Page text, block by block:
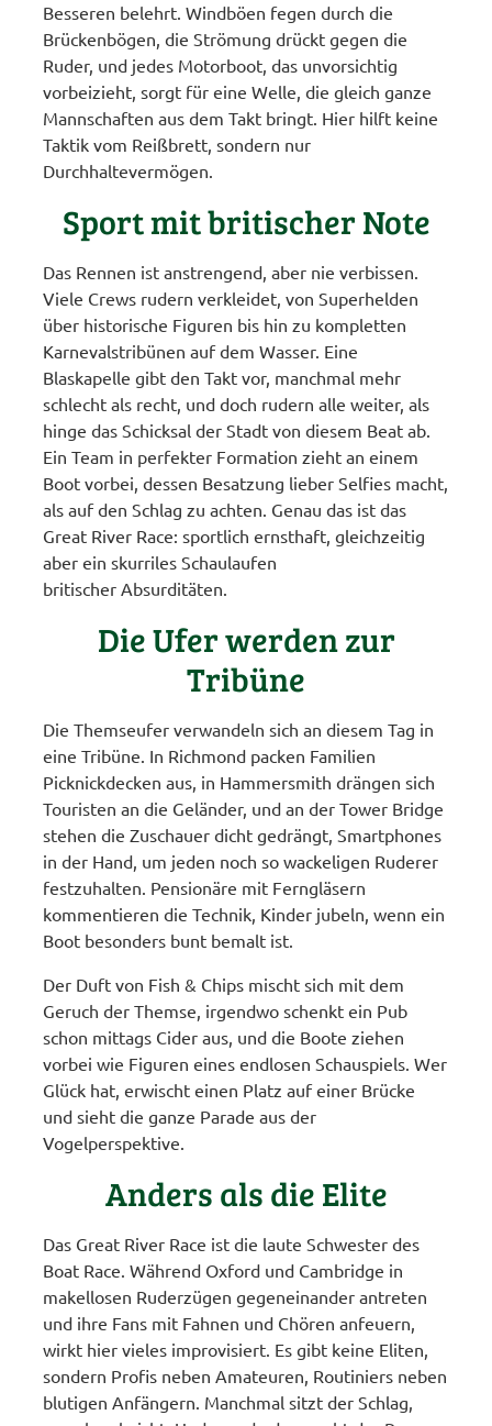
Besseren belehrt. Windböen fegen durch die
Brückenbögen, die Strömung drückt gegen die
Ruder, und jedes Motorboot, das unvorsichtig
vorbeizieht, sorgt für eine Welle, die gleich ganze
Mannschaften aus dem Takt bringt. Hier hilft keine
Taktik vom Reißbrett, sondern nur
Durchhaltevermögen.
Sport mit britischer Note
Das Rennen ist anstrengend, aber nie verbissen.
Viele Crews rudern verkleidet, von Superhelden
über historische Figuren bis hin zu kompletten
Karnevalstribünen auf dem Wasser. Eine
Blaskapelle gibt den Takt vor, manchmal mehr
schlecht als recht, und doch rudern alle weiter, als
hinge das Schicksal der Stadt von diesem Beat ab.
Ein Team in perfekter Formation zieht an einem
Boot vorbei, dessen Besatzung lieber Selfies macht,
als auf den Schlag zu achten. Genau das ist das
Great River Race: sportlich ernsthaft, gleichzeitig
aber ein skurriles Schaulaufen
britischer Absurditäten.
Die Ufer werden zur
Tribüne
Die Themseufer verwandeln sich an diesem Tag in
eine Tribüne. In Richmond packen Familien
Picknickdecken aus, in Hammersmith drängen sich
Touristen an die Geländer, und an der Tower Bridge
stehen die Zuschauer dicht gedrängt, Smartphones
in der Hand, um jeden noch so wackeligen Ruderer
festzuhalten. Pensionäre mit Ferngläsern
kommentieren die Technik, Kinder jubeln, wenn ein
Boot besonders bunt bemalt ist.
Der Duft von Fish & Chips mischt sich mit dem
Geruch der Themse, irgendwo schenkt ein Pub
schon mittags Cider aus, und die Boote ziehen
vorbei wie Figuren eines endlosen Schauspiels. Wer
Glück hat, erwischt einen Platz auf einer Brücke
und sieht die ganze Parade aus der
Vogelperspektive.
Anders als die Elite
Das Great River Race ist die laute Schwester des
Boat Race. Während Oxford und Cambridge in
makellosen Ruderzügen gegeneinander antreten
und ihre Fans mit Fahnen und Chören anfeuern,
wirkt hier vieles improvisiert. Es gibt keine Eliten,
sondern Profis neben Amateuren, Routiniers neben
blutigen Anfängern. Manchmal sitzt der Schlag,